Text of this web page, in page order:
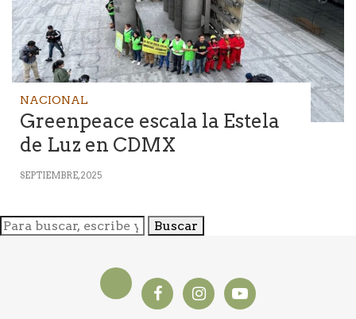
NACIONAL
Greenpeace escala la Estela
de Luz en CDMX
SEPTIEMBRE, 2025
Buscar